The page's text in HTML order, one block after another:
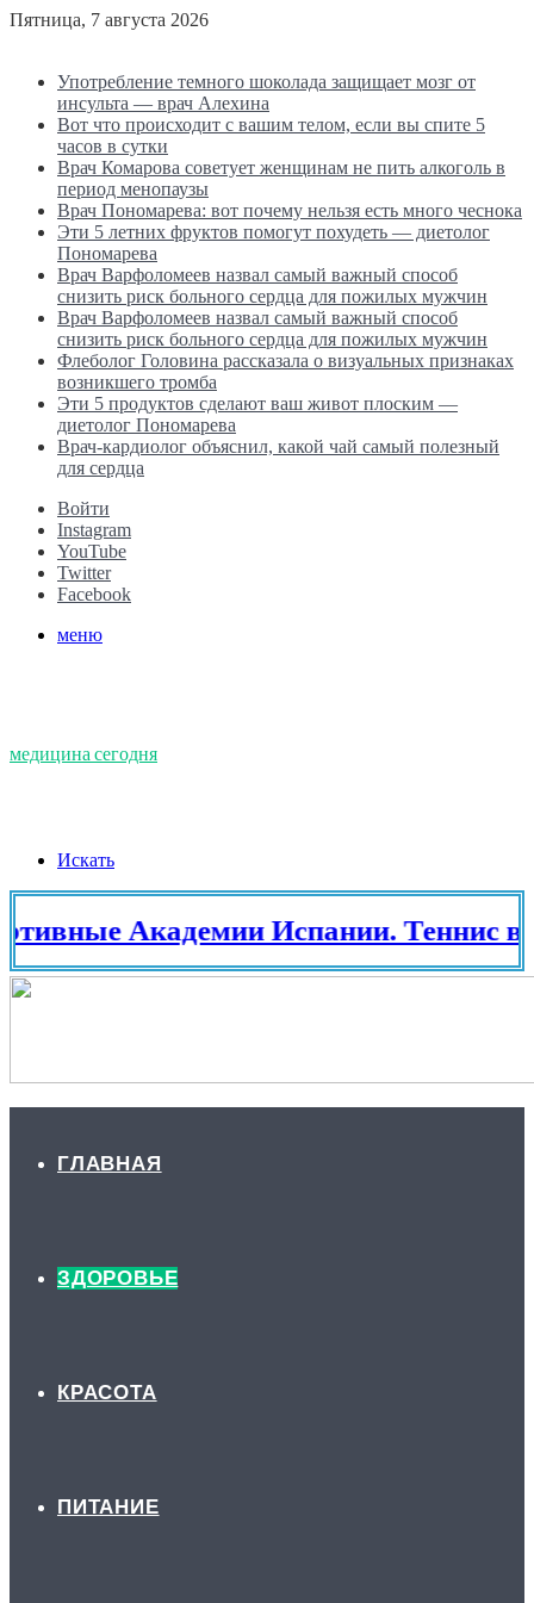
Пятница, 7 августа 2026
Употребление темного шоколада защищает мозг от
инсульта — врач Алехина
Вот что происходит с вашим телом, если вы спите 5
часов в сутки
Врач Комарова советует женщинам не пить алкоголь в
период менопаузы
Врач Пономарева: вот почему нельзя есть много чеснока
Эти 5 летних фруктов помогут похудеть — диетолог
Пономарева
Врач Варфоломеев назвал самый важный способ
снизить риск больного сердца для пожилых мужчин
Врач Варфоломеев назвал самый важный способ
снизить риск больного сердца для пожилых мужчин
Флеболог Головина рассказала о визуальных признаках
возникшего тромба
Эти 5 продуктов сделают ваш живот плоским —
диетолог Пономарева
Врач-кардиолог объяснил, какой чай самый полезный
для сердца
Войти
Instagram
YouTube
Twitter
Facebook
меню
медицина сегодня
Искать
Академии Испании. Теннис в
ГЛАВНАЯ
ЗДОРОВЬЕ
КРАСОТА
ПИТАНИЕ